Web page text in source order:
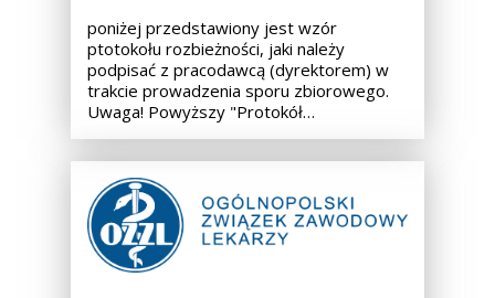
poniżej przedstawiony jest wzór
ptotokołu rozbieżności, jaki należy
podpisać z pracodawcą (dyrektorem) w
trakcie prowadzenia sporu zbiorowego.
Uwaga! Powyższy "Protokół…